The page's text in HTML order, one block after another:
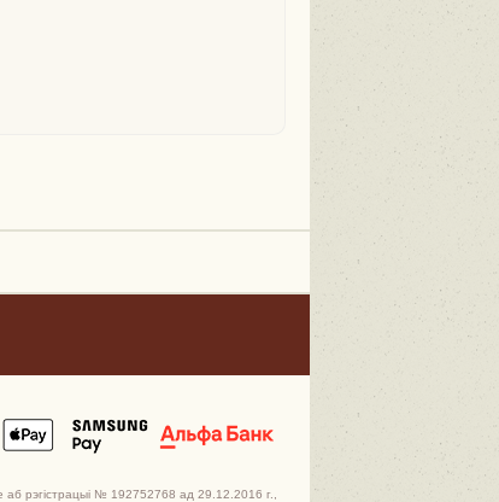
аб рэгістрацыі № 192752768 ад 29.12.2016 г.,